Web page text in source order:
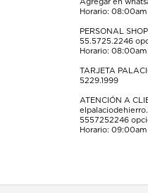
Agregar en
Horario:
PERSONAL
55.5725.2246
Horario:
TARJETA
5229.1999
ATENCIÓN A
5557252246
Horario: 09:00am